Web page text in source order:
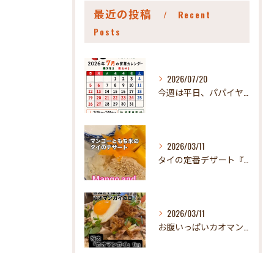
最近の投稿
Recent
Posts
2026/07/20
2026/03/11
2026/03/11